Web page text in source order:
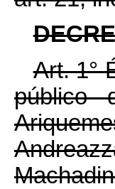
Art. 1°
público